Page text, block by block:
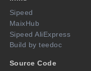
Sipeed
MaixHub
Sipeed AliExpress
Build by teedoc
Source Code